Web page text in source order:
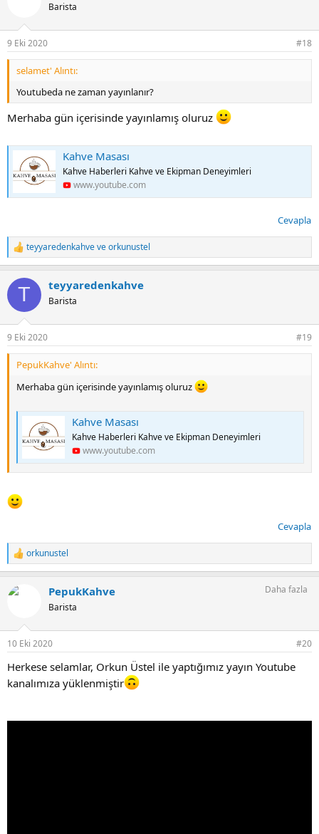
Barista
9 Eki 2020 #18
selamet' Alıntı:
Youtubeda ne zaman yayınlanır?
Merhaba gün içerisinde yayınlamış oluruz
Kahve Masası
Kahve Haberleri Kahve ve Ekipman Deneyimleri
www.youtube.com
Cevapla
T
e
k
l
teyyaredenkahveveorkunustel
T teyyaredenkahve
Barista
9 Eki 2020 #19
PepukKahve' Alıntı:
Merhaba gün içerisinde yayınlamış oluruz
Kahve Masası
Kahve Haberleri Kahve ve Ekipman Deneyimleri
www.youtube.com
Cevapla
T
e
k
:
orkunustel
PepukKahve
Barista
Daha fazla
10 Eki 2020 #20
Herkese selamlar, Orkun Üstel ile yaptığımız yayın Youtube
kanalımıza yüklenmiştir